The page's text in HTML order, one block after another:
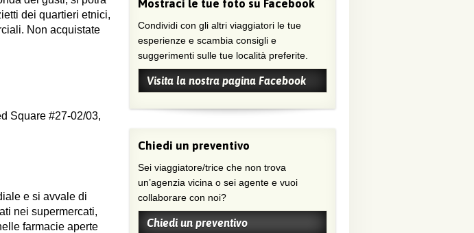
dei quartieri etnici,
Non acquistate
Square #27-02/03,
e si avvale di
nei supermercati,
farmacie aperte
Mostraci le tue foto su Facebook
Condividi con gli altri viaggiatori le tue
esperienze e scambia consigli e
suggerimenti sulle tue località preferite.
Visita la nostra pagina Facebook
Chiedi un preventivo
Sei viaggiatore/trice che non trova
un’agenzia vicina o sei agente e vuoi
collaborare con noi?
Chiedi un preventivo